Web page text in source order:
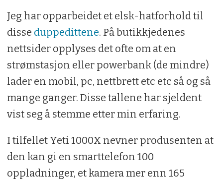
Jeg har opparbeidet et elsk-hatforhold til
disse duppedittene. På butikkjedenes
nettsider opplyses det ofte om at en
strømstasjon eller powerbank (de mindre)
lader en mobil, pc, nettbrett etc etc så og så
mange ganger. Disse tallene har sjeldent
vist seg å stemme etter min erfaring.
I tilfellet Yeti 1000X nevner produsenten at
den kan gi en smarttelefon 100
oppladninger, et kamera mer enn 165